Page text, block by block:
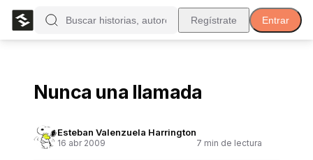
Regístrate Entrar
Nunca una llamada
Esteban Valenzuela Harrington
16 abr 2009 7 min de lectura